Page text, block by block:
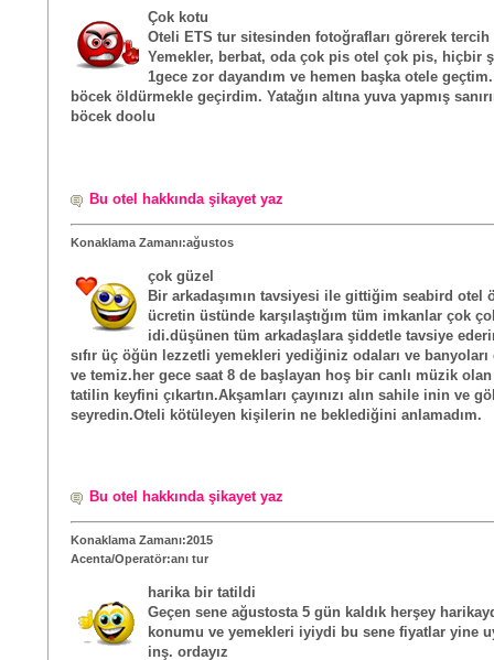
Çok kotu
Oteli ETS tur sitesinden fotoğrafları görerek tercih
Yemekler, berbat, oda çok pis otel çok pis, hiçbir
1gece zor dayandım ve hemen başka otele
böcek öldürmekle geçirdim. Yatağın altına yuva yapmış
böcek doolu
Bu otel hakkında şikayet yaz
Konaklama Zamanı:ağustos
çok güzel
Bir arkadaşımın tavsiyesi ile gittiğim seabird otel
ücretin üstünde karşılaştığım tüm imkanlar çok
idi.düşünen tüm arkadaşlara şiddetle tavsiye
sıfır üç öğün lezzetli yemekleri yediğiniz odaları ve banyoları
ve temiz.her gece saat 8 de başlayan hoş bir canlı müzik
tatilin keyfini çıkartın.Akşamları çayınızı alın sahile inin ve
seyredin.Oteli kötüleyen kişilerin ne beklediğini anlamadım.
Bu otel hakkında şikayet yaz
Konaklama Zamanı:2015
Acenta/Operatör:anı tur
harika bir tatildi
Geçen sene ağustosta 5 gün kaldık herşey
konumu ve yemekleri iyiydi bu sene fiyatlar yine
inş. ordayız